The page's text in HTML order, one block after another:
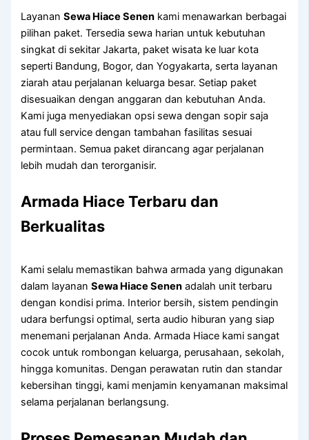
LayananSewa Hiace Senen kami menawarkan berbagai
pilihan paket. Tersedia sewa harian untuk kebutuhan
singkat di sekitar Jakarta, paket wisata ke luar kota
seperti Bandung, Bogor, dan Yogyakarta, serta layanan
ziarah atau perjalanan keluarga besar. Setiap paket
disesuaikan dengan anggaran dan kebutuhan Anda.
Kami juga menyediakan opsi sewa dengan sopir saja
atau full service dengan tambahan fasilitas sesuai
permintaan. Semua paket dirancang agar perjalanan
lebih mudah dan terorganisir.
Armada Hiace Terbaru dan
Berkualitas
Kami selalu memastikan bahwa armada yang digunakan
dalam layananSewa Hiace Senen adalah unit terbaru
dengan kondisi prima. Interior bersih, sistem pendingin
udara berfungsi optimal, serta audio hiburan yang siap
menemani perjalanan Anda. Armada Hiace kami sangat
cocok untuk rombongan keluarga, perusahaan, sekolah,
hingga komunitas. Dengan perawatan rutin dan standar
kebersihan tinggi, kami menjamin kenyamanan maksimal
selama perjalanan berlangsung.